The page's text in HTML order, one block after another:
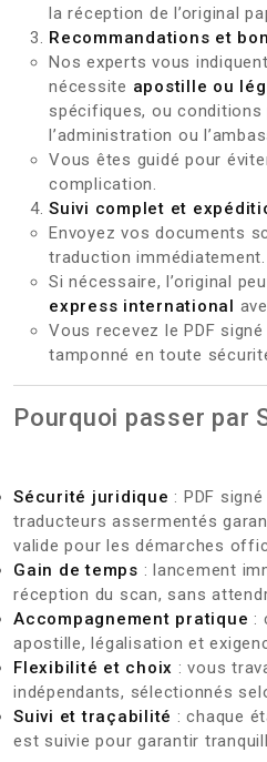
la réception de l’original
Recommandations et
Nos experts vous
nécessite apostille ou
spécifiques, ou
l’administration ou
Vous êtes guidé pour
complication.
Suivi complet et
Envoyez vos documents
traduction immédiatement.
Si nécessaire, l’original
express international
Vous recevez le PDF
tamponné en toute
Pourquoi passer par
Sécurité juridique : PDF
traducteurs assermentés
valide pour les démarches
Gain de temps : lancement
réception du scan, sans
Accompagnement pratique :
apostille, légalisation et
Flexibilité et choix : vous
indépendants, sélectionnés
Suivi et traçabilité : chaque
est suivie pour garantir